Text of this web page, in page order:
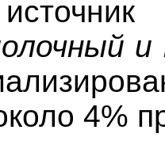
и
4%